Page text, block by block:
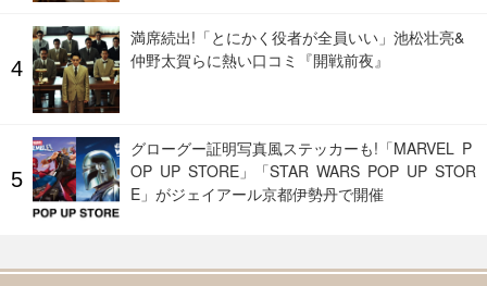
満席続出!「とにかく役者が全員いい」池松壮亮&
仲野太賀らに熱い口コミ『開戦前夜』
グローグー証明写真風ステッカーも!「MARVEL P
OP UP STORE」「STAR WARS POP UP STOR
E」がジェイアール京都伊勢丹で開催